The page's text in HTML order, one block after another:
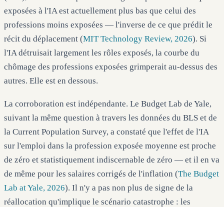
exposées à l'IA est actuellement plus bas que celui des
professions moins exposées — l'inverse de ce que prédit le
récit du déplacement (MIT Technology Review, 2026). Si
l'IA détruisait largement les rôles exposés, la courbe du
chômage des professions exposées grimperait au-dessus des
autres. Elle est en dessous.
La corroboration est indépendante. Le Budget Lab de Yale,
suivant la même question à travers les données du BLS et de
la Current Population Survey, a constaté que l'effet de l'IA
sur l'emploi dans la profession exposée moyenne est proche
de zéro et statistiquement indiscernable de zéro — et il en va
de même pour les salaires corrigés de l'inflation (The Budget
Lab at Yale, 2026). Il n'y a pas non plus de signe de la
réallocation qu'implique le scénario catastrophe : les